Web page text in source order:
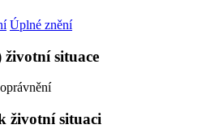
Úplné znění
životní situace
životní situaci